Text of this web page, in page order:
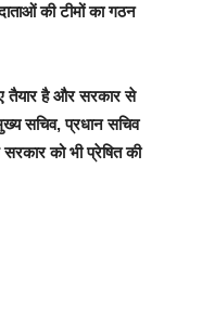
की टीमों का गठन
तैयार है और सरकार से
सचिव, प्रधान सचिव
को भी प्रेषित की